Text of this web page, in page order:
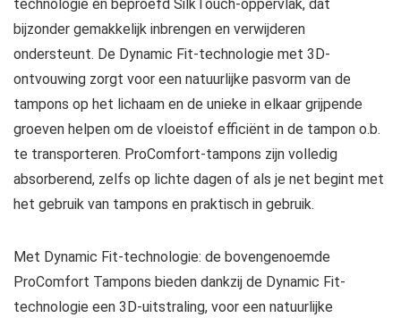
technologie en beproefd SilkTouch-oppervlak, dat
bijzonder gemakkelijk inbrengen en verwijderen
ondersteunt. De Dynamic Fit-technologie met 3D-
ontvouwing zorgt voor een natuurlijke pasvorm van de
tampons op het lichaam en de unieke in elkaar grijpende
groeven helpen om de vloeistof efficiënt in de tampon o.b.
te transporteren. ProComfort-tampons zijn volledig
absorberend, zelfs op lichte dagen of als je net begint met
het gebruik van tampons en praktisch in gebruik.
Met Dynamic Fit-technologie: de bovengenoemde
ProComfort Tampons bieden dankzij de Dynamic Fit-
technologie een 3D-uitstraling, voor een natuurlijke